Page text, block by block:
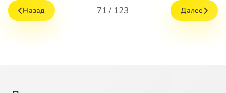
Назад 71 / 123 Далее